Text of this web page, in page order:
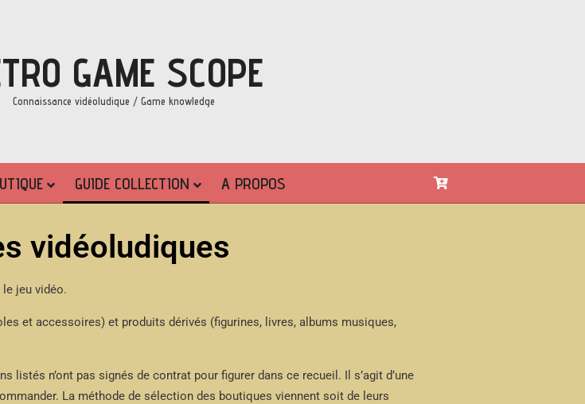
GAME SCOPE
Connaissance vidéoludique / Game knowledge
GUIDE COLLECTION A PROPOS
vidéoludiques
jeu vidéo.
et accessoires) et produits dérivés (figurines, livres, albums musiques,
listés n’ont pas signés de contrat pour figurer dans ce recueil. Il s’agit d’une
La méthode de sélection des boutiques viennent soit de leurs